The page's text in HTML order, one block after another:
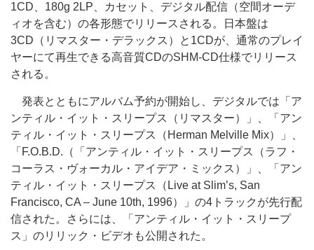
1CD、180g 2LP、カセット、デジタル配信（空間オーデ
ィオを含む）の各形態でリリースされる。日本盤は
3CD（リマスター・デラックス）と1CDが、通常のプレイ
ヤーにて再生できる高音質CDのSHM-CD仕様でリリース
される。
発表とともにアルバム予約が開始し、デジタルでは「ア
ンティル・イット・スリープス（リマスター）」、「アン
ティル・イット・スリープス（Herman Melville Mix）」、
「F.O.B.D.（「アンティル・イット・スリープス（ラフ・
コーラス・ヴォーカル・アイデア・ミックス）」、「アン
ティル・イット・スリープス（Live at Slim’s, San
Francisco, CA – June 10th, 1996）」の4トラックが先行配
信された。さらには、「アンティル・イット・スリープ
ス」のリリック・ビデオも公開された。